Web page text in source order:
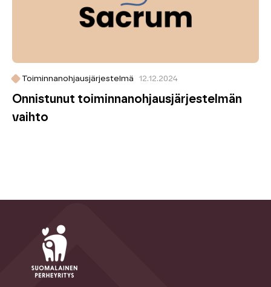
Toiminnanohjausjärjestelmä 12.12.2024
Onnistunut toiminnanohjausjärjestelmän
vaihto